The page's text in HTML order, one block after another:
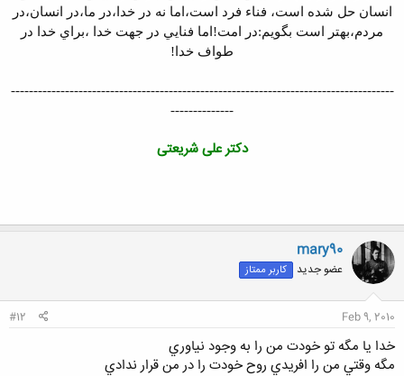
انسان حل شده است، فناء فرد است،اما نه در خدا،در ما،در انسان،در
مردم،بهتر است بگويم:در امت!اما فنايي در جهت خدا ،براي خدا در
طواف خدا!
-------------------------------------------------------------------------------------
--------------
دکتر علی شریعتی
mary90
عضو جدید کاربر ممتاز
Feb 9, 2010
#12
خدا يا مگه تو خودت من را به وجود نياوري
مگه وقتي من را افريدي روح خودت را در من قرار ندادي